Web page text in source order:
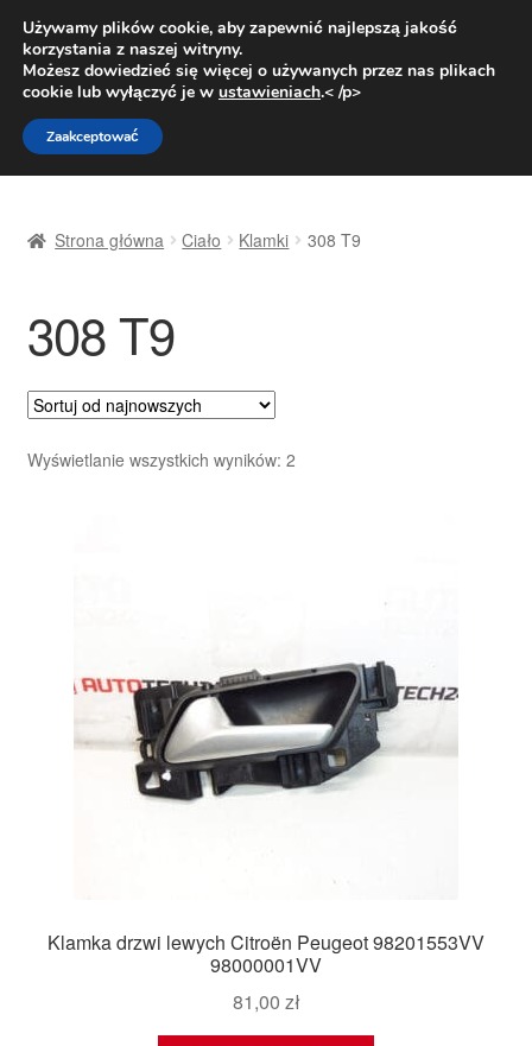
DOSTAWA od 31 zł
Pn.-pt. 9:00-16:00800 003 167
Przejdź
do
nawigacji
Przejdź
do
treści
Dostawa
Dostawa na cały świat
Kontakt
Moje konto
Procedura reklamacyjna
Zasady i warunki
Strona główna Ciało Klamki 308 T9
308 T9
Wyświetlanie wszystkich wyników: 2Posortowane
Klamka drzwi lewych Citroën Peugeot 98201553VV
98000001VV
81,00 zł
Używamy plików cookie, aby zapewnić najlepszą jakość
korzystania z naszej witryny.
Możesz dowiedzieć się więcej o używanych przez nas plikach
cookie lub wyłączyć je w ustawieniach.< /p>
Zaakceptować